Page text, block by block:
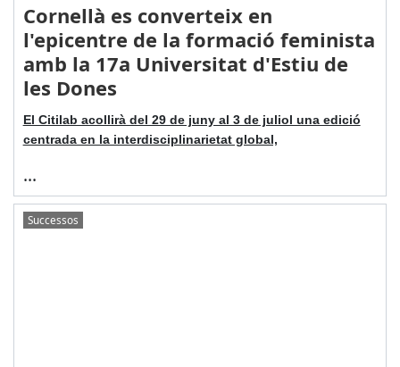
Cornellà es converteix en
l'epicentre de la formació feminista
amb la 17a Universitat d'Estiu de
les Dones
El Citilab acollirà del 29 de juny al 3 de juliol una edició
centrada en la interdisciplinarietat global,
...
Successos